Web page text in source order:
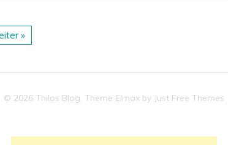
»
© 2026 Thilos Blog. Theme Elmax by Just Free Themes